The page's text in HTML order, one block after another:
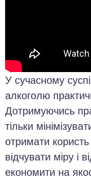
У сучасному
алкоголю
Дотримуючись
тільки
отримати
відчувати міру і
економити на